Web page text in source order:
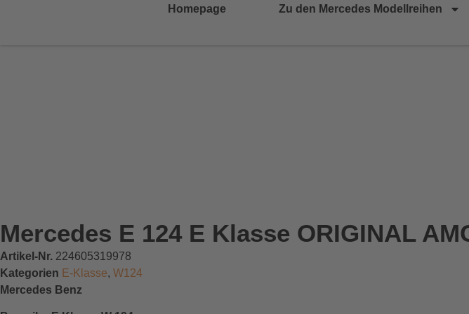
Homepage Zu den Mercedes Modellreihen
Mercedes E 124 E Klasse ORIGINAL
Artikel-Nr. 224605319978
Kategorien E-Klasse, W124
Mercedes Benz